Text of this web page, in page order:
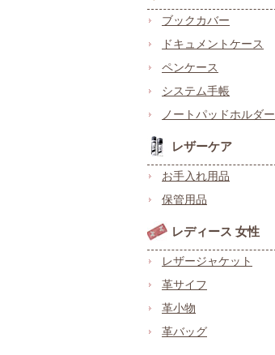
ブックカバー
ドキュメントケース
ペンケース
システム手帳
ノートパッドホルダー
レザーケア
お手入れ用品
保管用品
レディース 女性
レザージャケット
革サイフ
革小物
革バッグ